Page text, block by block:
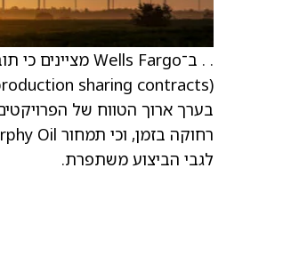
לגבי הביצוע משתפרת.